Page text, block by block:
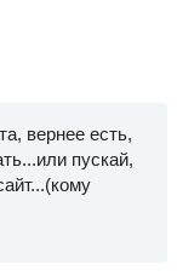
вернее есть,
пускай,